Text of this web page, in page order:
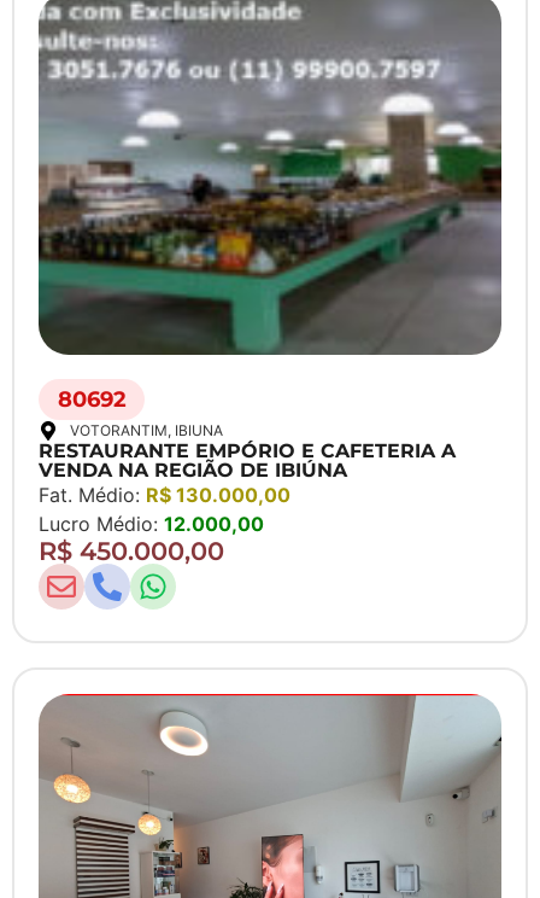
80692
VOTORANTIM, IBIUNA
RESTAURANTE EMPÓRIO E CAFETERIA A
VENDA NA REGIÃO DE IBIÚNA
Fat. Médio: R$ 130.000,00
Lucro Médio: 12.000,00
R$ 450.000,00